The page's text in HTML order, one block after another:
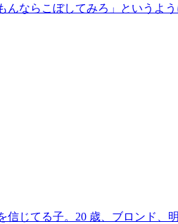
んならこぼしてみろ」というよ
じてる子。20 歳、ブロンド